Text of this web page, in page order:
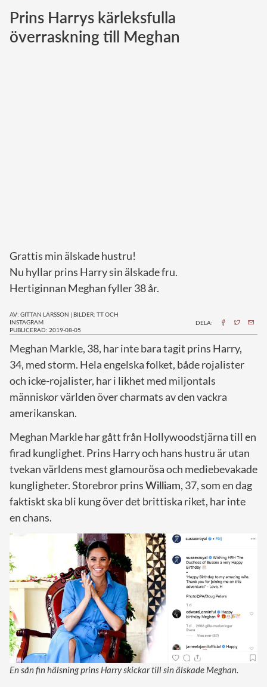
Norska kungahuset
Danska kungahuset
Prins Harrys kärleksfulla
överraskning till Meghan
Grattis min älskade hustru!
Nu hyllar prins Harry sin älskade fru.
Hertiginnan Meghan fyller 38 år.
AV: GITTAN LARSSON | BILDER: TT OCH
INSTAGRAM
PUBLICERAD: 2019-08-05
DELA:
Meghan Markle, 38, har inte bara tagit prins Harry,
34, med storm. Hela engelska folket, både rojalister
och icke-rojalister, har i likhet med miljontals
människor världen över charmats av den vackra
amerikanskan.
Meghan Markle har gått från Hollywoodstjärna till en
firad kunglighet. Prins Harry och hans hustru är utan
tvekan världens mest glamourösa och mediebevakade
kungligheter. Storebror prinsWilliam, 37, som en dag
faktiskt ska bli kung över det brittiska riket, har inte
en chans.
En sån fin hälsning prins Harry skickar till sin älskade Meghan.